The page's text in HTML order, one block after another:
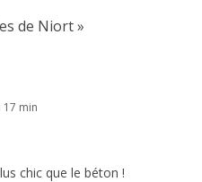
de Niort»
17 min
chic que le béton !